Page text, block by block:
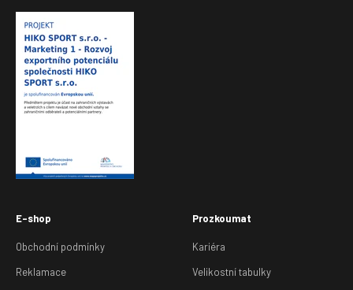
E-shop
Obchodní podmínky
Reklamace
Prozkoumat
Kariéra
Velikostní tabulky